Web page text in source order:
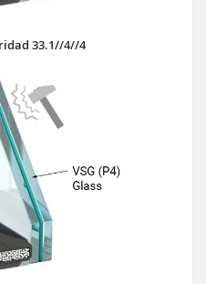
33.1//4//4